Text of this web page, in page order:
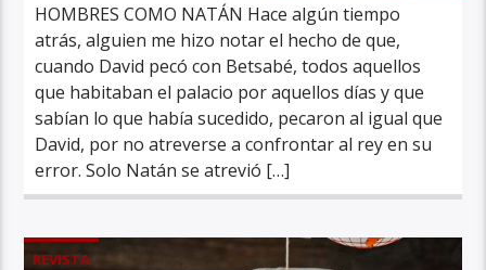
HOMBRES COMO NATÁN Hace algún tiempo
atrás, alguien me hizo notar el hecho de que,
cuando David pecó con Betsabé, todos aquellos
que habitaban el palacio por aquellos días y que
sabían lo que había sucedido, pecaron al igual que
David, por no atreverse a confrontar al rey en su
error. Solo Natán se atrevió […]
REVISTA